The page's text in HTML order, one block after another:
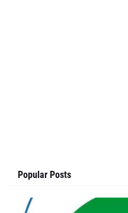
Popular Posts